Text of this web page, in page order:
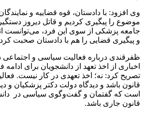
وی افزود: با دادستان، قوه قضاییه و
موضوع را پیگیری کردیم و قاتل دیروز
جامعه پزشکی از سوی این فرد، می‌توانست
و پیگیری قضایی را هم با دادستان صحبت
ظفرقندی درباره فعالیت سیاسی و اجتماعی
اخباری از اخذ تعهد از دانشجویان برای
تصریح کرد: نه؛ اخذ تعهدی در کار نیست.
قانون باشد و دیدگاه دولت دکتر پزشکیان و
است که گفتمان و گفت‌وگوی سیاسی در
قانون جاری باشد.